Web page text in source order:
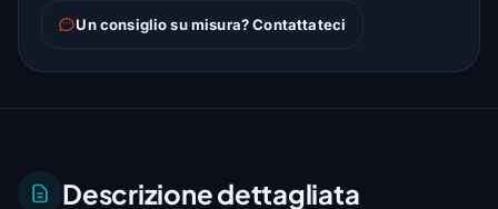
Un consiglio su misura? Contattateci
Descrizione dettagliata